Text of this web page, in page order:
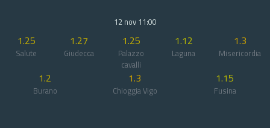
12 nov 11:00
1.25
Salute
1.27
Giudecca
1.25
Palazzo
cavalli
1.12
Laguna
1.3
Misericordia
1.2
Burano
1.3
Chioggia Vigo
1.15
Fusina